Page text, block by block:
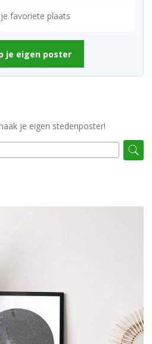
je eigen poster
je eigen stedenposter!